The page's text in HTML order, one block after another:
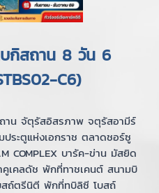
บกิสถาน 8 วัน 6
C6)
าน จัตุรัสอิสรภาพ จตุรัสอามีร์
ระตูแห่งเอกราช ตลาดชอร์ซู
COMPLEX บารัค-ข่าน มัสยิด
คูเคลดัช พักที่ทาชเคนต์ สนามบิ
สถ์ตรีนิตี พักที่ทบิลิซี โบสถ์